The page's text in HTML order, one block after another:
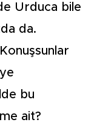
Urduca bile
da.
bu
ait?